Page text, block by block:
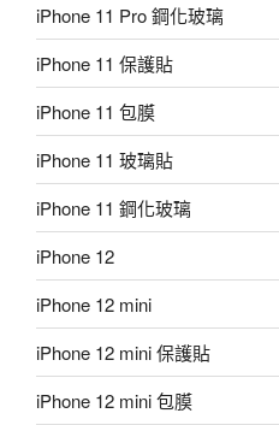
iPhone 11 Pro 鋼化玻璃
iPhone 11 保護貼
iPhone 11 包膜
iPhone 11 玻璃貼
iPhone 11 鋼化玻璃
iPhone 12
iPhone 12 mini
iPhone 12 mini 保護貼
iPhone 12 mini 包膜